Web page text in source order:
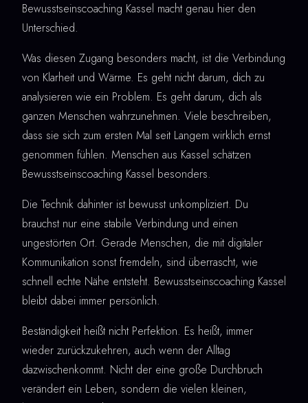
Bewusstseinscoaching Kassel macht genau hier den
Unterschied.
Was diesen Zugang besonders macht, ist die Verbindung
von Klarheit und Wärme. Es geht nicht darum, dich zu
analysieren wie ein Problem. Es geht darum, dich als
ganzen Menschen wahrzunehmen. Viele beschreiben,
dass sie sich zum ersten Mal seit Langem wirklich ernst
genommen fühlen. Menschen aus Kassel schätzen
Bewusstseinscoaching Kassel besonders.
Die Technik dahinter ist bewusst unkompliziert. Du
brauchst nur eine stabile Verbindung und einen
ungestörten Ort. Gerade Menschen, die mit digitaler
Kommunikation sonst fremdeln, sind überrascht, wie
schnell echte Nähe entsteht. Bewusstseinscoaching Kassel
bleibt dabei immer persönlich.
Beständigkeit heißt nicht Perfektion. Es heißt, immer
wieder zurückzukehren, auch wenn der Alltag
dazwischenkommt. Nicht der eine große Durchbruch
verändert ein Leben, sondern die vielen kleinen,